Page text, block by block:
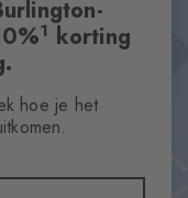
1 korting
hoe je het